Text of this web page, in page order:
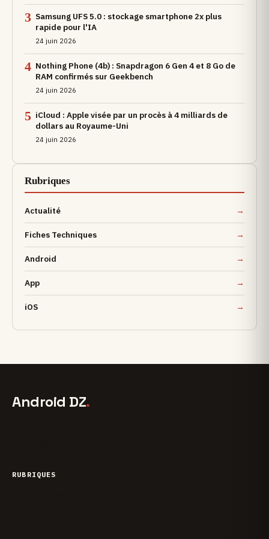
3 Samsung UFS 5.0 : stockage smartphone 2x plus
rapide pour l'IA
24 juin 2026
4 Nothing Phone (4b) : Snapdragon 6 Gen 4 et 8 Go de
RAM confirmés sur Geekbench
24 juin 2026
5 iCloud : Apple visée par un procès à 4 milliards de
dollars au Royaume-Uni
24 juin 2026
Rubriques
Actualité
Fiches Techniques
Android
App
iOS
Android DZ.
RUBRIQUES